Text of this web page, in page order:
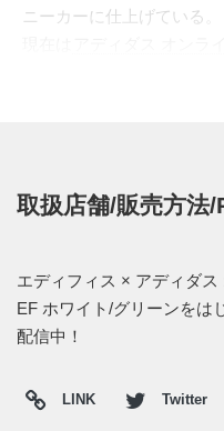
ニーカーに仕上げている。
取扱店舗/販売方法/
エディフィス × アディダ
EF ホワイト/グリーンをは
配信中！
LINK Twitter